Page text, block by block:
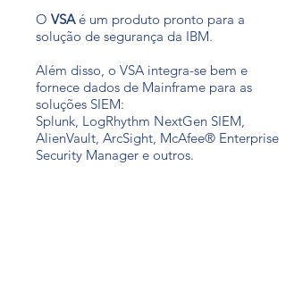
O VSAé um produto pronto para a
solução de segurança da IBM.
Além disso, o VSA integra-se bem e
fornece dados de Mainframe para as
soluções SIEM:
Splunk, LogRhythm NextGen SIEM,
AlienVault, ArcSight, McAfee® Enterprise
Security Manager e outros.